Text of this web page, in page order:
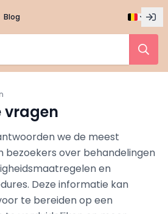
Blog
vragen
we de meest
bezoekers over behandelingen
en
Deze informatie kan
te bereiden op een